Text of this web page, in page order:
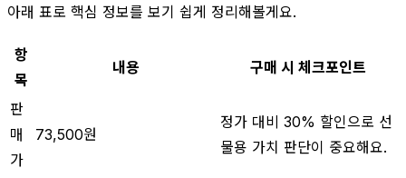
아래 표로 핵심 정보를 보기 쉽게 정리해볼게요.
항
목
내용 구매 시 체크포인트
판
매
가
73,500원
정가 대비 30% 할인으로 선
물용 가치 판단이 중요해요.